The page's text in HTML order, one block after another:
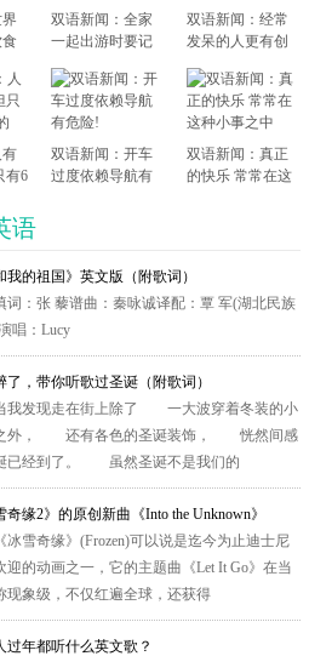
双语新闻：全家
一起出游时要记
双语新闻：经常
发呆的人更有创
有6
双语新闻：开车
过度依赖导航有
双语新闻：真正
的快乐 常常在这
语
我的祖国》​英文版（附歌词）
：张 藜谱曲：秦咏诚译配：覃 军(湖北民族
唱：Lucy
了，带你听歌过圣诞（附歌词）
发现走在街上除了 一大波穿着冬装的小
外， 还有各色的圣诞装饰， 恍然间感
已经到了。 虽然圣诞不是我们的
奇缘2》的原创新曲《Into the Unknown》
奇缘》(Frozen)可以说是迄今为止迪士尼
迎的动画之一，它的主题曲《Let It Go》在当
现象级，不仅红遍全球，还获得
过年都听什么英文歌？